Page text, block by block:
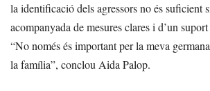
la identificació dels agressors no és suficient
acompanyada de mesures clares i d’un
“No només és important per la meva
la família”, conclou Aida Palop.